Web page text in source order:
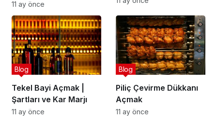
11 ay önce
Tekel Bayi Açmak |
Şartları ve Kar Marjı
Blog
11 ay önce
Piliç Çevirme Dükkanı
Açmak
Blog
11 ay önce